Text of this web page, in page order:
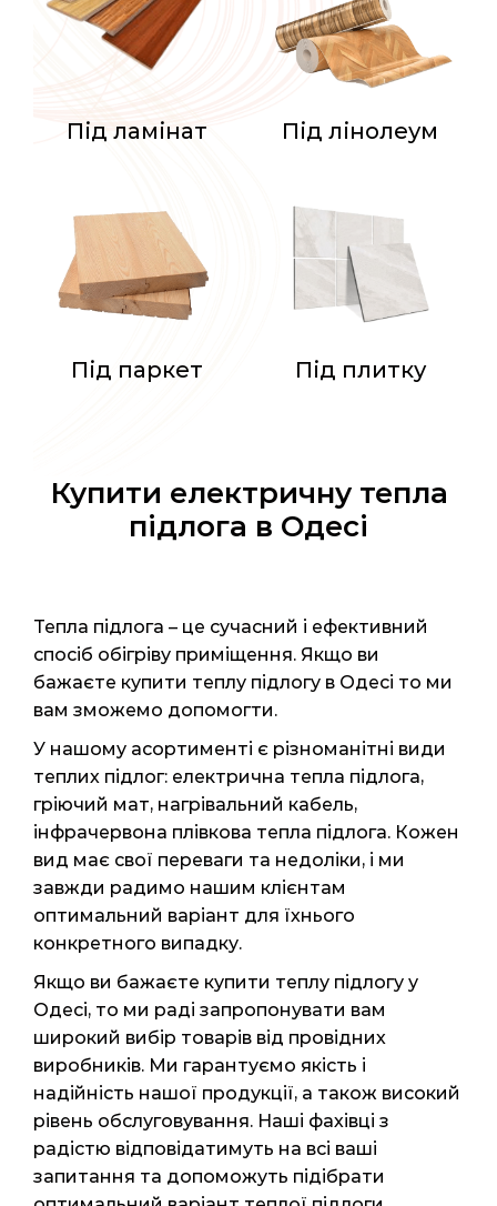
Під ламінат Під лінолеум
Під паркет Під плитку
Купити електричну тепла
підлога в Одесі
Тепла підлога – це сучасний і ефективний
спосіб обігріву приміщення. Якщо ви
бажаєте купити теплу підлогу в Одесі то ми
вам зможемо допомогти.
У нашому асортименті є різноманітні види
теплих підлог: електрична тепла підлога,
гріючий мат, нагрівальний кабель,
інфрачервона плівкова тепла підлога. Кожен
вид має свої переваги та недоліки, і ми
завжди радимо нашим клієнтам
оптимальний варіант для їхнього
конкретного випадку.
Якщо ви бажаєте купити теплу підлогу у
Одесі, то ми раді запропонувати вам
широкий вибір товарів від провідних
виробників. Ми гарантуємо якість і
надійність нашої продукції, а також високий
рівень обслуговування. Наші фахівці з
радістю відповідатимуть на всі ваші
запитання та допоможуть підібрати